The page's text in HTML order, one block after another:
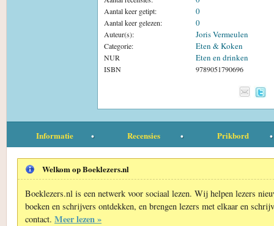
Aantal keer getipt: 0
Aantal keer gelezen: 0
Auteur(s): Joris Vermeulen
Categorie: Eten & Koken
NUR Eten en drinken
ISBN 9789051790696
Informatie Recensies Prikbord
Welkom op Boeklezers.nl
Boeklezers.nl is een netwerk voor sociaal lezen. Wij helpen lezers
boeken en schrijvers ontdekken, en brengen lezers met elkaar en
contact. Meer lezen »